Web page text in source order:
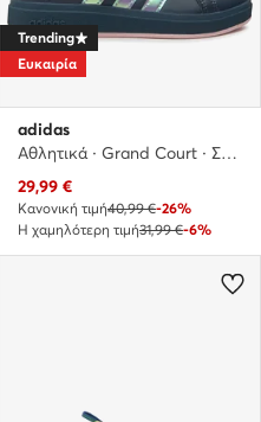
Trending
Ευκαιρία
adidas
Αθλητικά · Grand Court · Σκούρο μπλε
Τρέχουσα τιμή
29,99 €
Κανονική τιμή40,99 €-26%
Η χαμηλότερη τιμή31,99 €-6%